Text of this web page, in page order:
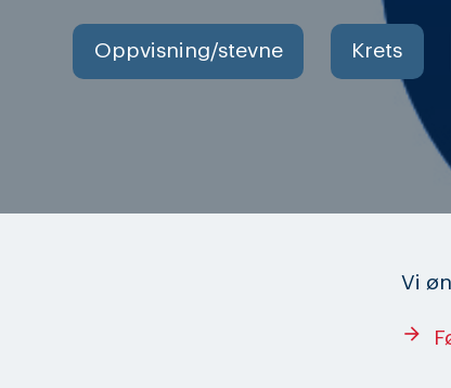
Oppvisning/stevne Krets
Vi
arrow_forward